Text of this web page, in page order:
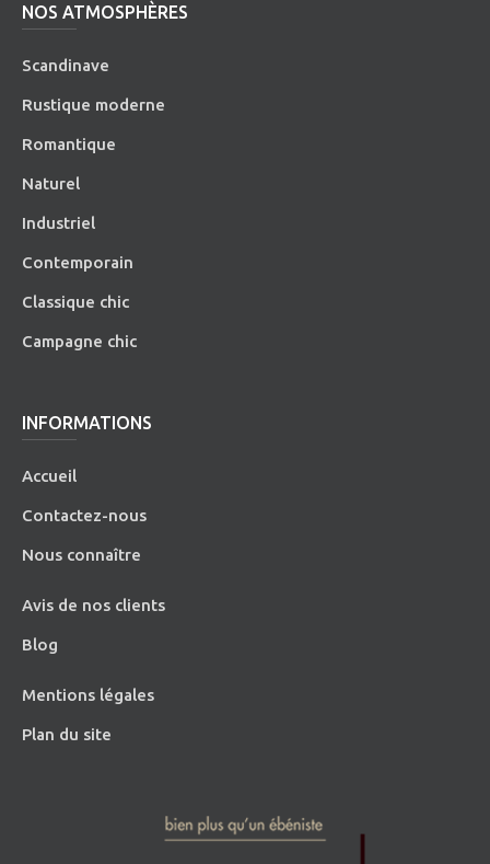
NOS ATMOSPHÈRES
Scandinave
Rustique moderne
Romantique
Naturel
Industriel
Contemporain
Classique chic
Campagne chic
INFORMATIONS
Accueil
Contactez-nous
Nous connaître
Avis de nos clients
Blog
Mentions légales
Plan du site